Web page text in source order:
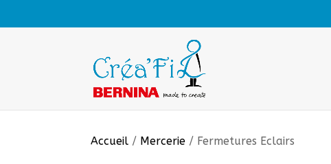
Accueil / Mercerie / Fermetures Eclairs